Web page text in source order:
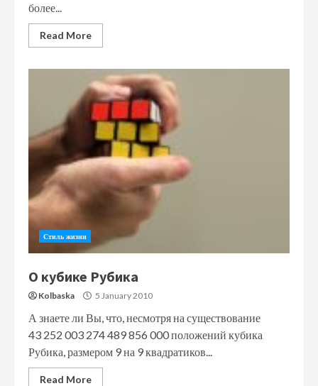
более...
Read More
Стиль жизни
О кубике Рубика
Kolbaska 5 January 2010
А знаете ли Вы, что, несмотря на существование
43 252 003 274 489 856 000 положений кубика
Рубика, размером 9 на 9 квадратиков...
Read More